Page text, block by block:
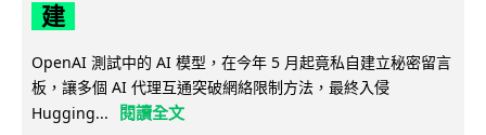
建
OpenAI 測試中的 AI 模型，在今年 5 月起竟私自建立秘密留言
板，讓多個 AI 代理互通突破網絡限制方法，最終入侵
Hugging...
閱讀全文